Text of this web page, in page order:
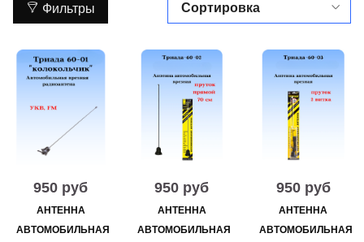
Фильтры
950 руб
АНТЕННА
АВТОМОБИЛЬНАЯ
950 руб
АНТЕННА
АВТОМОБИЛЬНАЯ
950 руб
АНТЕННА
АВТОМОБИЛЬНАЯ